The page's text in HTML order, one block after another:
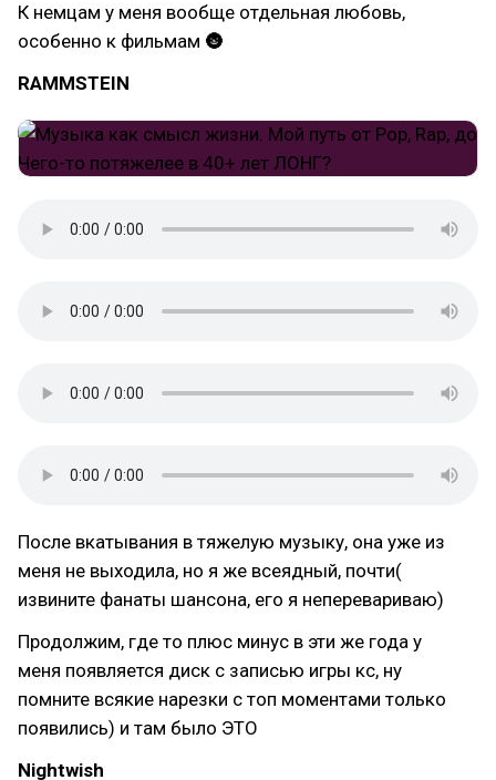
К немцам у меня вообще отдельная любовь,
особенно к фильмам 🌚
RAMMSTEIN
После вкатывания в тяжелую музыку, она уже из
меня не выходила, но я же всеядный, почти(
извините фанаты шансона, его я неперевариваю)
Продолжим, где то плюс минус в эти же года у
меня появляется диск с записью игры кс, ну
помните всякие нарезки с топ моментами только
появились) и там было ЭТО
Nightwish